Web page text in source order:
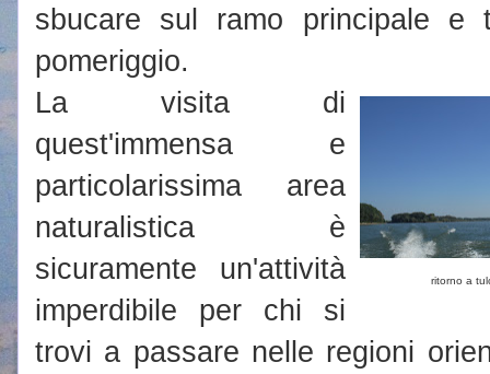
sbucare sul ramo principale e
pomeriggio.
ritorno a
La visita di
quest'immensa e
particolarissima area
naturalistica è
sicuramente un'attività
imperdibile per chi si
trovi a passare nelle regioni